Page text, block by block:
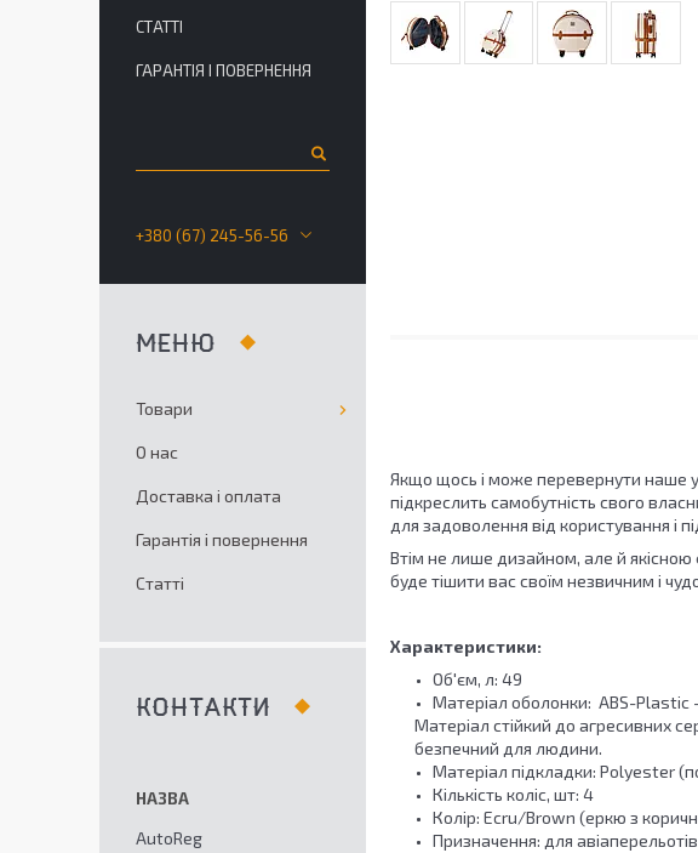
Якщо щось і може перевернути наше
підкреслить самобутність свого
для задоволення від користування і
Втім не лише дизайном, але й якісною
буде тішити вас своїм незвичним і
Характеристики:
Об'єм, л: 49
Матеріал оболонки: ABS-Plastic
Матеріал стійкий до агресивних
безпечний для людини.
Матеріал підкладки: Polyester
Кількість коліс, шт: 4
Колір: Ecru/Brown (еркю з
Призначення: для
СТАТТІ
ГАРАНТІЯ І ПОВЕРНЕННЯ
+380 (67) 245-56-56
Товари
О нас
Доставка і оплата
Гарантія і повернення
Статті
КОНТАКТИ
AutoReg